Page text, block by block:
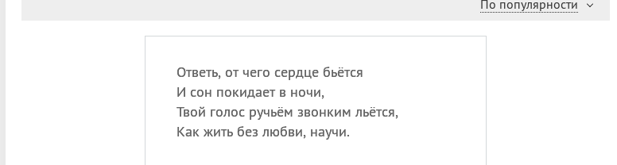
По популярности
Ответь, от чего сердце бьётся
И сон покидает в ночи,
Твой голос ручьём звонким льётся,
Как жить без любви, научи.